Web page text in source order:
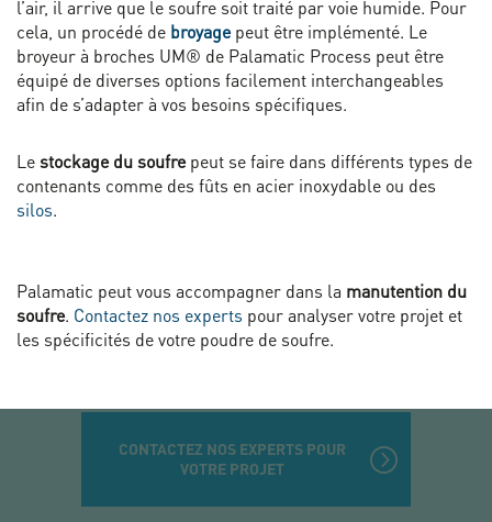
l’air, il arrive que le soufre soit traité par voie humide. Pour
cela, un procédé de broyage peut être implémenté. Le
broyeur à broches UM® de Palamatic Process peut être
équipé de diverses options facilement interchangeables
afin de s’adapter à vos besoins spécifiques.
Lestockage du soufrepeut se faire dans différents types de
contenants comme des fûts en acier inoxydable ou des
silos.
Palamatic peut vous accompagner dans la manutention du
soufre. Contactez nos experts pour analyser votre projet et
les spécificités de votre poudre de soufre.
CONTACTEZ NOS EXPERTS POUR
VOTRE PROJET